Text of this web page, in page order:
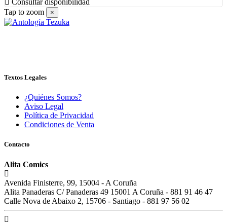
Consultar disponibilidad
Tap to zoom
×
Textos Legales
¿Quiénes Somos?
Aviso Legal
Política de Privacidad
Condiciones de Venta
Contacto
Alita Comics
Avenida Finisterre, 99, 15004 - A Coruña
Alita Panaderas C/ Panaderas 49 15001 A Coruña - 881 91 46 47
Calle Nova de Abaixo 2, 15706 - Santiago - 881 97 56 02